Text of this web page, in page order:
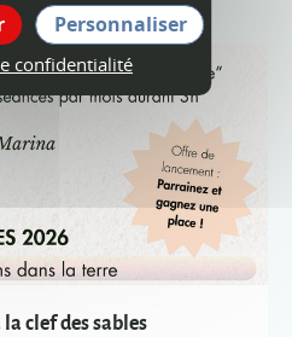
clef des sables
Personnaliser
confidentialité